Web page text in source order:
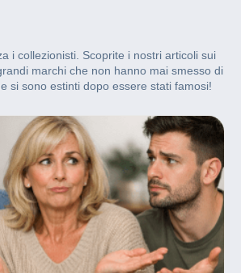
i collezionisti. Scoprite i nostri articoli sui
marchi che non hanno mai smesso di
si sono estinti dopo essere stati famosi!